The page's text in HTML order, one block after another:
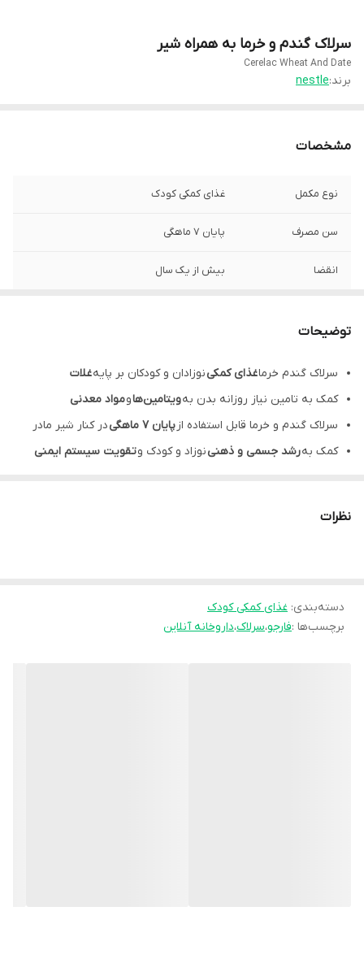
سرلاک گندم و خرما به همراه شیر
Cerelac Wheat And Date
برند:nestle
مشخصات
نوع مکمل غذای کمکی کودک
سن مصرف پایان 7 ماهگی
انقضا بیش از یک سال
توضیحات
سرلاک گندم خرماغذای کمکینوزادان و کودکان بر پایهغلات
کمک به تامین نیاز روزانه بدن بهویتامین‌هاومواد معدنی
سرلاک گندم و خرما قابل استفاده ازپایان 7 ماهگی
در کنار شیر مادر
کمک بهرشد جسمی و ذهنینوزاد و کودک وتقویت سیستم ایمنی
نظرات
دسته‌بندی: غذای کمکی کودک
برچسب‌ها :فارجو،سرلاک،داروخانه آنلاین